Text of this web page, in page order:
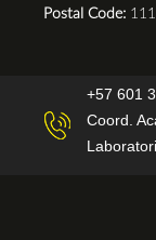
Postal Code:
+57 601
Coord.